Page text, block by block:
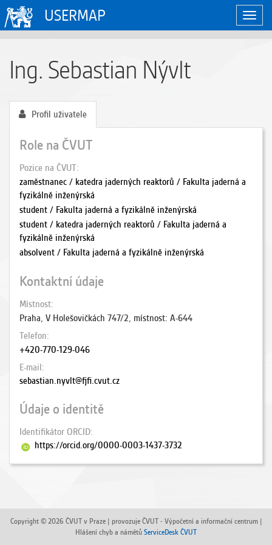
USERMAP
Ing. Sebastian Nývlt
Profil uživatele
Role na ČVUT
Pozice na ČVUT
zaměstnanec / katedra jaderných reaktorů / Fakulta jaderná a
fyzikálně inženýrská
student / Fakulta jaderná a fyzikálně inženýrská
student / katedra jaderných reaktorů / Fakulta jaderná a
fyzikálně inženýrská
absolvent / Fakulta jaderná a fyzikálně inženýrská
Kontaktní údaje
Místnost
Praha, V Holešovičkách 747/2, místnost: A-644
Telefon
+420-770-129-046
E-mail
sebastian.nyvlt@fjfi.cvut.cz
Údaje o identitě
Identifikátor ORCID
https://orcid.org/0000-0003-1437-3732
Copyright © 2026 ČVUT v Praze | provozuje ČVUT - Výpočetní a informační centrum |
Hlášení chyb a námětů ServiceDesk ČVUT